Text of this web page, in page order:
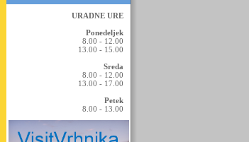
URADNE URE
Ponedeljek
8.00 - 12.00
13.00 - 15.00
Sreda
8.00 - 12.00
13.00 - 17.00
Petek
8.00 - 13.00